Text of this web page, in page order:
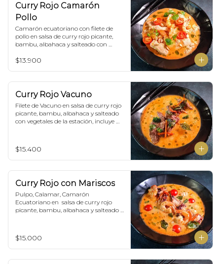
Curry Rojo Camarón
Pollo
Camarón ecuatoriano con filete de
pollo en salsa de curry rojo picante,
bambu, albahaca y salteado con
porción de arroz blanco.
$13.900
Curry Rojo Vacuno
Filete de Vacuno en salsa de curry rojo
picante, bambu, albahaca y salteado
con vegetales de la estación, incluye
$15.400
Curry Rojo con Mariscos
Pulpo, Calamar, Camarón
Ecuatoriano en  salsa de curry rojo
picante, bambu, albahaca y salteado
$15.000